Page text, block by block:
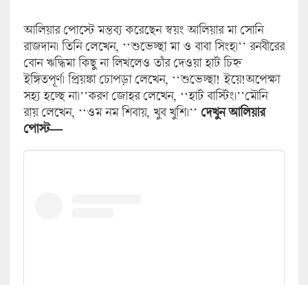
আলিয়ার পোস্টে মন্তব্য করেছেন স্বয়ং আলিয়ার মা সোনি
রাজদান। তিনি লেখেন, ‘‘শুভেচ্ছা মা ও বাবা সিংহ।’’ রনবীরের
বোন ঋদ্ধিমা কিছু না লিখলেও তাঁর দেওয়া হার্ট চিহ্ন
ইঙ্গিতপূর্ণ। প্রিয়ঙ্কা চোপড়া লেখেন, ‘‘শুভেচ্ছা! ইয়ে!অপেক্ষা
সহ্য হচ্ছে না।’’করণ জোহর লেখেন, ‘‘হার্ট বার্স্টিং।’’মৌনি
রায় লেখেন, ‘‘ওম নম শিবায়, খুব খুশি।’’ দেখুন আলিয়ার
পোস্ট—